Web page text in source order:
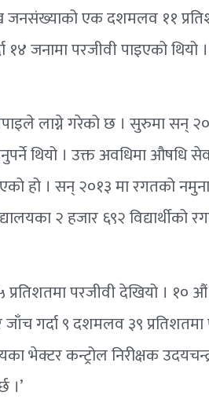
एक दशमलव ११
जनामा परजीवी पाइएको
लाग्ने गरेको छ । सुरुमा
थियो । उक्त अवधिमा औषधि
हो । सन् २०१३ मा रगतको
२ हजार ६९२ विद्यार्थीको
परजीवी देखियो । १०
गर्दा ९ दशमलव ३९
भेक्टर कन्ट्रोल निरीक्षक
।’